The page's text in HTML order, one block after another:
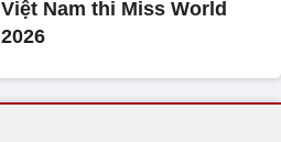
Việt Nam thi Miss World
2026